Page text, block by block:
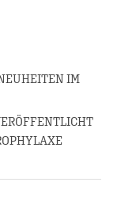
IM